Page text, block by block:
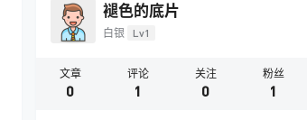
褪色的底片
白银 Lv1
文章
0
评论
1
关注
0
粉丝
1